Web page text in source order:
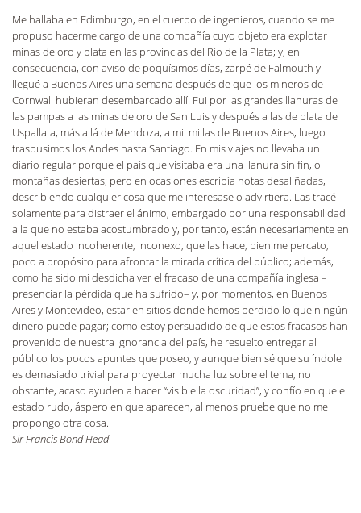
Me hallaba en Edimburgo, en el cuerpo de ingenieros, cuando se me
propuso hacerme cargo de una compañía cuyo objeto era explotar
minas de oro y plata en las provincias del Río de la Plata; y, en
consecuencia, con aviso de poquísimos días, zarpé de Falmouth y
llegué a Buenos Aires una semana después de que los mineros de
Cornwall hubieran desembarcado allí. Fui por las grandes llanuras de
las pampas a las minas de oro de San Luis y después a las de plata de
Uspallata, más allá de Mendoza, a mil millas de Buenos Aires, luego
traspusimos los Andes hasta Santiago. En mis viajes no llevaba un
diario regular porque el país que visitaba era una llanura sin fin, o
montañas desiertas; pero en ocasiones escribía notas desaliñadas,
describiendo cualquier cosa que me interesase o advirtiera. Las tracé
solamente para distraer el ánimo, embargado por una responsabilidad
a la que no estaba acostumbrado y, por tanto, están necesariamente en
aquel estado incoherente, inconexo, que las hace, bien me percato,
poco a propósito para afrontar la mirada crítica del público; además,
como ha sido mi desdicha ver el fracaso de una compañía inglesa –
presenciar la pérdida que ha sufrido– y, por momentos, en Buenos
Aires y Montevideo, estar en sitios donde hemos perdido lo que ningún
dinero puede pagar; como estoy persuadido de que estos fracasos han
provenido de nuestra ignorancia del país, he resuelto entregar al
público los pocos apuntes que poseo, y aunque bien sé que su índole
es demasiado trivial para proyectar mucha luz sobre el tema, no
obstante, acaso ayuden a hacer “visible la oscuridad”, y confío en que el
estado rudo, áspero en que aparecen, al menos pruebe que no me
propongo otra cosa.
Sir Francis Bond Head